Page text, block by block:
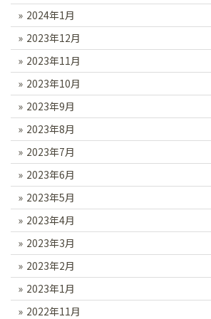
2024年1月
2023年12月
2023年11月
2023年10月
2023年9月
2023年8月
2023年7月
2023年6月
2023年5月
2023年4月
2023年3月
2023年2月
2023年1月
2022年11月